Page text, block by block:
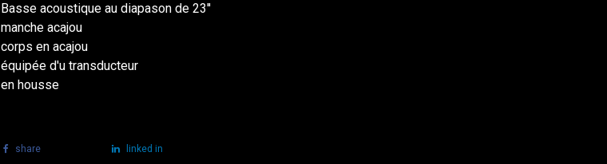
Basse acoustique au diapason de 23''
manche acajou
corps en acajou
équipée d'u transducteur
en housse
share linked in